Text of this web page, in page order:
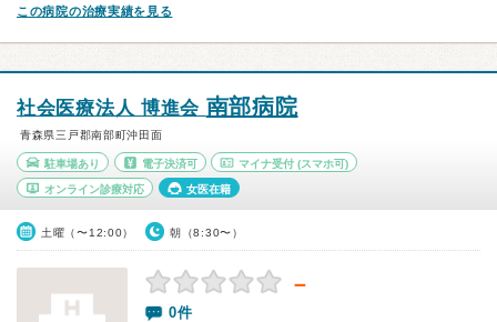
この病院の治療実績を見る
社会医療法人 博進会 南部病院
青森県三戸郡南部町沖田面
駐車場あり 電子決済可 マイナ受付 (スマホ可)
オンライン診療対応 女医在籍
土曜（〜12:00） 朝（8:30〜）
－
0件